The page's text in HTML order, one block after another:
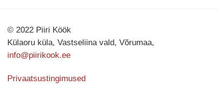
© 2022 Piiri Köök
Külaoru küla, Vastseliina vald, Võrumaa,
info@piirikook.ee
Privaatsustingimused